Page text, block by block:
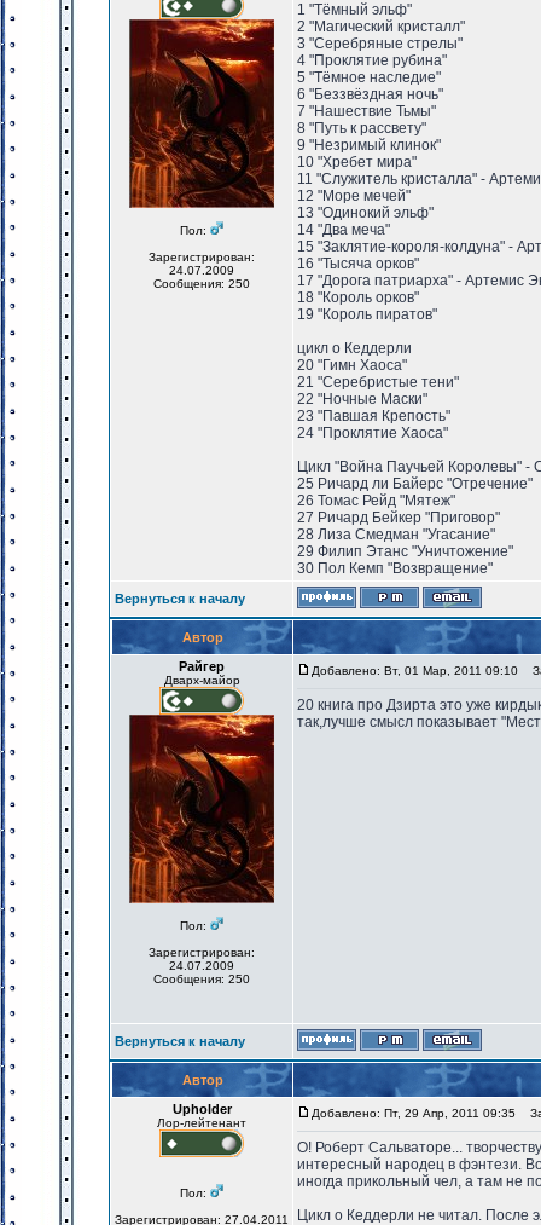
Пол:
Зарегистрирован:
24.07.2009
Сообщения: 250
1 "Тёмный эльф"
2 "Магический кристалл"
3 "Серебряные стрелы"
4 "Проклятие рубина"
5 "Тёмное наследие"
6 "Беззвёздная ночь"
7 "Нашествие Тьмы"
8 "Путь к рассвету"
9 "Незримый клинок"
10 "Хребет мира"
11 "Служитель кристалла" -
12 "Море мечей"
13 "Одинокий эльф"
14 "Два меча"
15 "Заклятие-короля-колдуна" -
16 "Тысяча орков"
17 "Дорога патриарха" - Артемис
18 "Король орков"
19 "Король пиратов"
цикл о Кеддерли
20 "Гимн Хаоса"
21 "Серебристые тени"
22 "Ночные Маски"
23 "Павшая Крепость"
24 "Проклятие Хаоса"
Цикл "Война Паучьей Королевы" -
25 Ричард ли Байерс "Отречение"
26 Томас Рейд "Мятеж"
27 Ричард Бейкер "Приговор"
28 Лиза Смедман "Угасание"
29 Филип Этанс "Уничтожение"
30 Пол Кемп "Возвращение"
Вернуться к началу
Автор
Райгер
Дварх-майор
Пол:
Зарегистрирован:
24.07.2009
Сообщения: 250
Добавлено: Вт, 01 Мар, 2011 09:10
20 книга про Дзирта это уже
так,лучше смысл показывает
Вернуться к началу
Автор
Upholder
Лор-лейтенант
Пол:
Зарегистрирован: 27.04.2011
Добавлено: Пт, 29 Апр, 2011 09:35
О! Роберт Сальваторе...
интересный народец в фэнтези.
иногда прикольный чел, а там не
Цикл о Кеддерли не читал. После